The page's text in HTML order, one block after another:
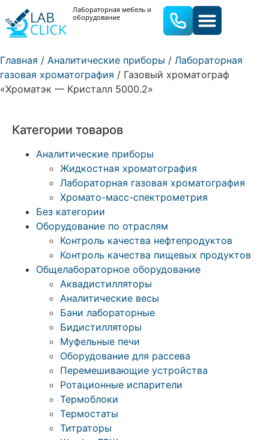
Лабораторная мебель и
оборудование
Главная / Аналитические приборы / Лабораторная
газовая хроматография / Газовый хроматограф
«Хроматэк — Кристалл 5000.2»
Категории товаров
Аналитические приборы
Жидкостная хроматография
Лабораторная газовая хроматография
Хромато-масс-спектрометрия
Без категории
Оборудование по отраслям
Контроль качества нефтепродуктов
Контроль качества пищевых продуктов
Общелабораторное оборудование
Аквадистилляторы
Аналитические весы
Бани лабораторные
Бидистилляторы
Муфельные печи
Оборудование для рассева
Перемешивающие устройства
Ротационные испарители
Термоблоки
Термостаты
Титраторы